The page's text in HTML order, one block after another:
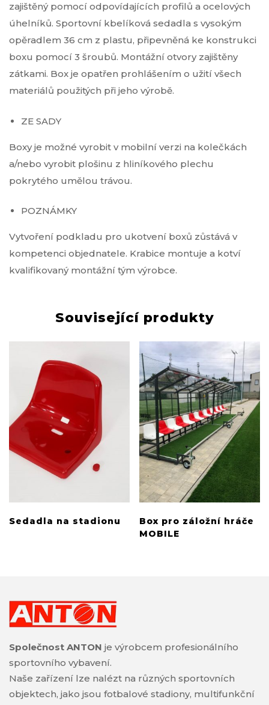
zajištěný pomocí odpovídajících profilů a ocelových
úhelníků. Sportovní kbelíková sedadla s vysokým
opěradlem 36 cm z plastu, připevněná ke konstrukci
boxu pomocí 3 šroubů. Montážní otvory zajištěny
zátkami. Box je opatřen prohlášením o užití všech
materiálů použitých při jeho výrobě.
ZE SADY
Boxy je možné vyrobit v mobilní verzi na kolečkách
a/nebo vyrobit plošinu z hliníkového plechu
pokrytého umělou trávou.
POZNÁMKY
Vytvoření podkladu pro ukotvení boxů zůstává v
kompetenci objednatele. Krabice montuje a kotví
kvalifikovaný montážní tým výrobce.
Související produkty
Sedadla na stadionu
Box pro záložní hráče
MOBILE
Společnost ANTON je výrobcem profesionálního
sportovního vybavení.
Naše zařízení lze nalézt na různých sportovních
objektech, jako jsou fotbalové stadiony, multifunkční